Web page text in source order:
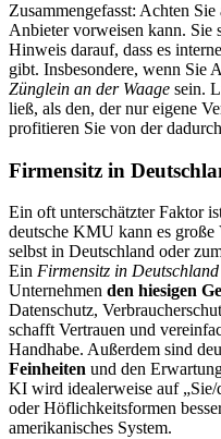
Zusammengefasst: Achten Sie
Anbieter vorweisen kann. Sie
Hinweis darauf, dass es
gibt. Insbesondere, wenn Sie
Zünglein an der Waage sein.
ließ, als den, der nur eigene
profitieren Sie von der
Firmensitz in
Ein oft unterschätzter Faktor
deutsche KMU kann es
selbst in Deutschland oder
Ein Firmensitz in Deutschland
Unternehmen den hiesigen
Datenschutz,
schafft Vertrauen und
Handhabe. Außerdem sind
Feinheiten und den
KI wird idealerweise auf
oder Höflichkeitsformen
amerikanisches System.